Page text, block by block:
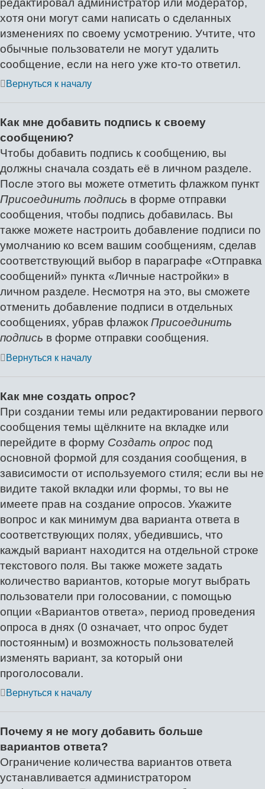
хотя они могут сами написать о сделанных
изменениях по своему усмотрению. Учтите, что
обычные пользователи не могут удалить
сообщение, если на него уже кто-то ответил.
Вернуться к началу
Как мне добавить подпись к своему
сообщению?
Чтобы добавить подпись к сообщению, вы
должны сначала создать её в личном разделе.
После этого вы можете отметить флажком пункт
Присоединить подпись в форме отправки
сообщения, чтобы подпись добавилась. Вы
также можете настроить добавление подписи по
умолчанию ко всем вашим сообщениям, сделав
соответствующий выбор в параграфе «Отправка
сообщений» пункта «Личные настройки» в
личном разделе. Несмотря на это, вы сможете
отменить добавление подписи в отдельных
сообщениях, убрав флажокПрисоединить
подпись в форме отправки сообщения.
Вернуться к началу
Как мне создать опрос?
При создании темы или редактировании первого
сообщения темы щёлкните на вкладке или
перейдите в форму Создать опрос под
основной формой для создания сообщения, в
зависимости от используемого стиля; если вы не
видите такой вкладки или формы, то вы не
имеете прав на создание опросов. Укажите
вопрос и как минимум два варианта ответа в
соответствующих полях, убедившись, что
каждый вариант находится на отдельной строке
текстового поля. Вы также можете задать
количество вариантов, которые могут выбрать
пользователи при голосовании, с помощью
опции «Вариантов ответа», период проведения
опроса в днях (0 означает, что опрос будет
постоянным) и возможность пользователей
изменять вариант, за который они
проголосовали.
Вернуться к началу
Почему я не могу добавить больше
вариантов ответа?
Ограничение количества вариантов ответа
устанавливается администратором